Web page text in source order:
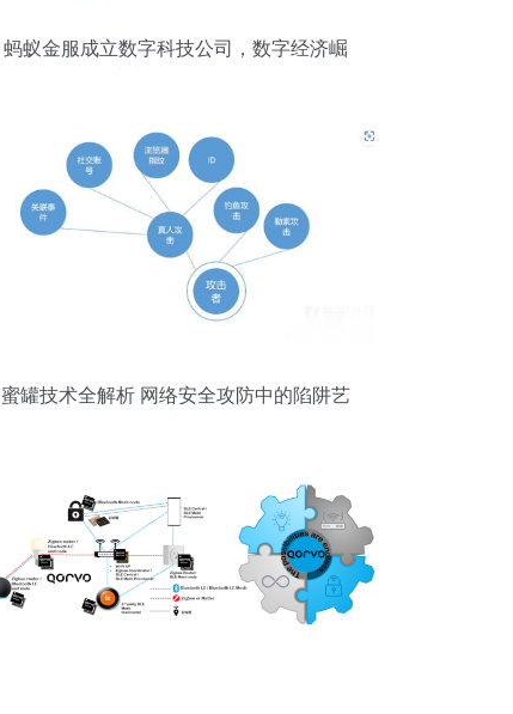
蚂蚁金服成立数字科技公司，数字经济崛
蜜罐技术全解析 网络安全攻防中的陷阱艺